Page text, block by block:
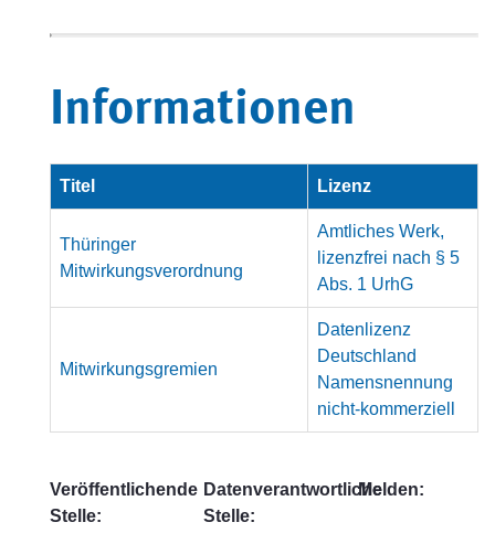
Informationen
Titel Lizenz
Thüringer
Mitwirkungsverordnung
Amtliches Werk,
lizenzfrei nach § 5
Abs. 1 UrhG
Mitwirkungsgremien
Datenlizenz
Deutschland
Namensnennung
nicht-kommerziell
Veröffentlichende
Stelle:
Datenverantwortliche
Stelle:
Melden: